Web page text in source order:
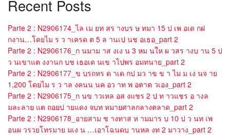
Recent Posts
Parte 2 : N2906174_ไล เม ยท สร างบร ษ ทมา 15 ป เพ อเด กฝ
กงาน…โดยไม ร ว าเครด ต 5 ล านเป นช อเธอ_part 2
Parte 2 : N2906176_ก นมาม าส งเง น 3 หม นให ผ วสร างบ าน 5 ป
ว นเขาแต งงานก บช เธอเด นเข าไปพร อมทนาย_part 2
Parte 2 : N2906177_ข บรถหร ด าเด กป มว าข ข า ไม ม เง นจ าย
1,200 โดยไม ร ว าล งคนน นค อว าท พ อตาต วเอง_part 2
Parte 2 : N2906175_ก นข าวเหล อส งแชร 2 ป ท าวแชร อ างล
มละลาย แต ถอยป ายแดง จบท หมายศาลกลางตลาด_part 2
Parte 2 : N2906178_อายสาม ช างทาส ห ามมาร บ 10 ป ว นท เพ
อนผ วรวยโทรมาย มเง น …เอาโฉนดบ านหล งท 2 มาวาง_part 2